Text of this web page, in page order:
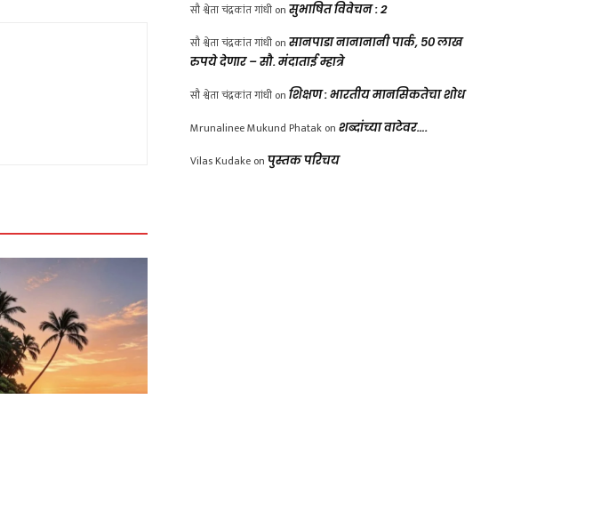
सौ श्वेता चंद्रकांत गांधी on सुभाषित विवेचन : 2
सौ श्वेता चंद्रकांत गांधी on सानपाडा नानानानी पार्क, ५० लाख
रुपये देणार – सौ. मंदाताई म्हात्रे
सौ श्वेता चंद्रकांत गांधी on शिक्षण : भारतीय मानसिकतेचा शोध
Mrunalinee Mukund Phatak on शब्दांच्या वाटेवर….
Vilas Kudake on पुस्तक परिचय